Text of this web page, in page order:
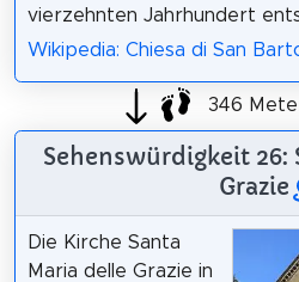
vierzehnten Jahrhundert
Wikipedia: Chiesa di San
346
Sehenswürdigkeit 26:
Grazie
Die Kirche Santa
Maria delle Grazie in